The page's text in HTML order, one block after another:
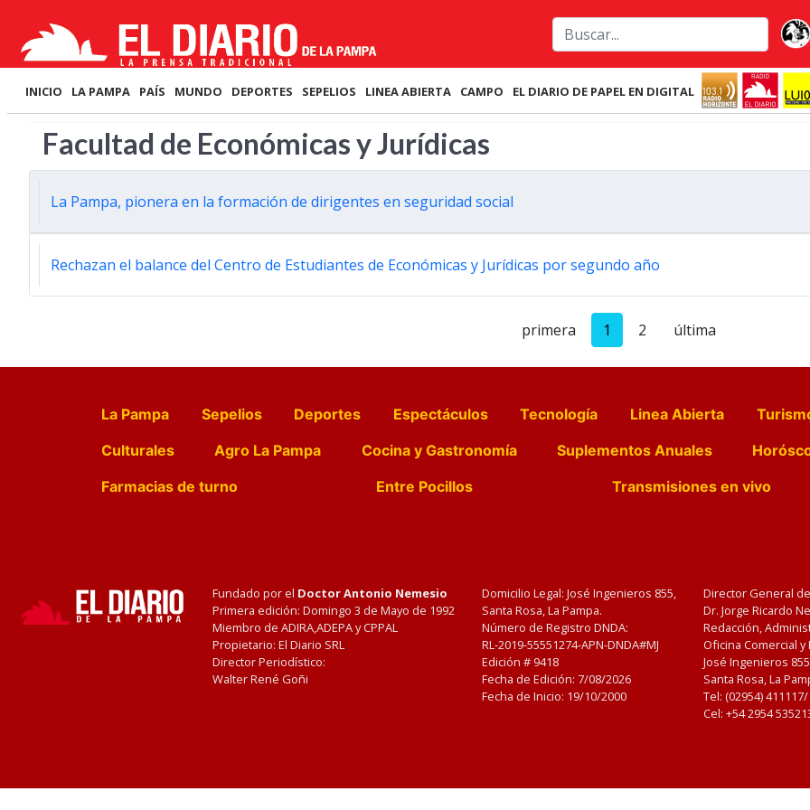
INICIO LA PAMPA PAÍS MUNDO DEPORTES SEPELIOS LINEA ABIERTA CAMPO EL DIARIO DE PAPEL EN DIGITAL
Facultad de Económicas y Jurídicas
La Pampa, pionera en la formación de dirigentes en seguridad social
Rechazan el balance del Centro de Estudiantes de Económicas y Jurídicas por segundo año
primera 1 2 última
La Pampa Sepelios Deportes Espectáculos Tecnología Linea Abierta
Culturales
Agro La Pampa Cocina y Gastronomía Suplementos Anuales
Farmacias de turno
Entre Pocillos Transmisiones en vivo
Fundado por el Doctor Antonio Nemesio
Primera edición: Domingo 3 de Mayo de 1992
Miembro de ADIRA,ADEPA y CPPAL
Propietario: El Diario SRL
Director Periodístico:
Walter René Goñi
Domicilio Legal: José Ingenieros 855,
Santa Rosa, La Pampa.
Número de Registro DNDA:
RL-2019-55551274-APN-DNDA#MJ
Edición # 9418
Fecha de Edición: 7/08/2026
Fecha de Inicio: 19/10/2000
Director General
Dr. Jorge Ricardo
Redacción,
Oficina Comercial
José Ingenieros
Santa Rosa, La
Tel: (02954)
Cel: +54 2954